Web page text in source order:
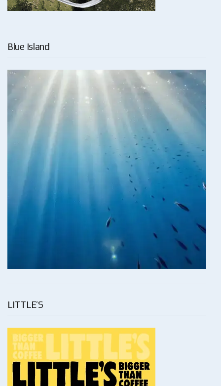
Blue Island
LITTLE’S